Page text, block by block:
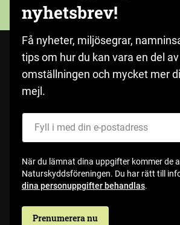
nyhetsbrev!
Få nyheter, miljösegrar,
tips om hur du kan vara en del av
omställningen och mycket mer
mejl.
När du lämnat dina uppgifter kommer de
Naturskyddsföreningen. Du har rätt till
dina personuppgifter behandlas.
Prenumerera nu